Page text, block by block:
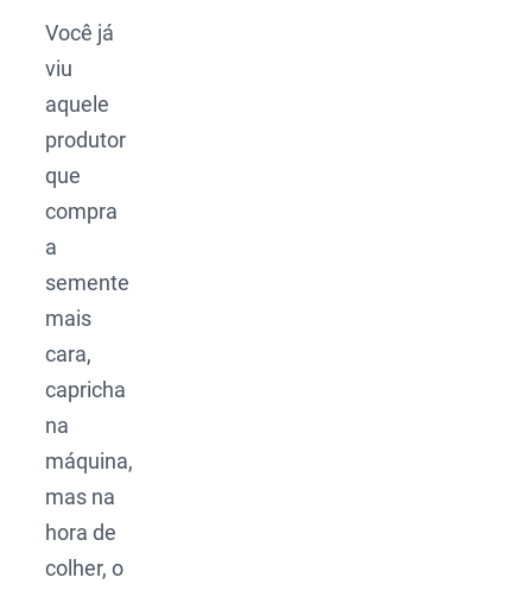
Você já
viu
aquele
produtor
que
compra
a
semente
mais
cara,
capricha
na
máquina,
mas na
hora de
colher, o